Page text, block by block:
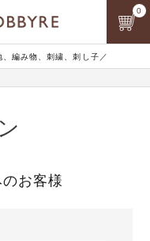
、編み物、刺繍、刺し子／
0
お客様